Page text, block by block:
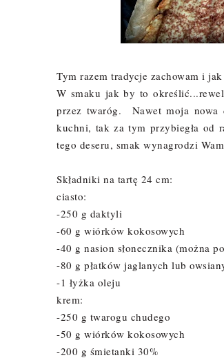
Tym razem tradycje zachowam i
W smaku jak by to
przez twaróg. Nawet moja nowa
kuchni, tak za tym przybiegła od
tego deseru, smak wynagrodzi
Składniki na tartę 24 cm:
ciasto:
-250 g daktyli
-60 g wiórków kokosowych
-40 g nasion słonecznika (można
-80 g płatków jaglanych lub
-1 łyżka oleju
krem:
-250 g twarogu chudego
-50 g wiórków kokosowych
-200 g śmietanki 30%